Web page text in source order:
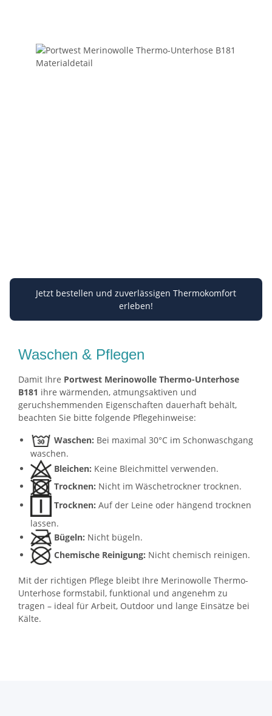
Jetzt bestellen und zuverlässigen Thermokomfort
erleben!
Waschen & Pflegen
Damit Ihre Portwest Merinowolle Thermo-Unterhose
B181 ihre wärmenden, atmungsaktiven und
geruchshemmenden Eigenschaften dauerhaft behält,
beachten Sie bitte folgende Pflegehinweise:
Waschen: Bei maximal 30°C im Schonwaschgang
waschen.
Bleichen: Keine Bleichmittel verwenden.
Trocknen: Nicht im Wäschetrockner trocknen.
Trocknen: Auf der Leine oder hängend trocknen
lassen.
Bügeln: Nicht bügeln.
Chemische Reinigung: Nicht chemisch reinigen.
Mit der richtigen Pflege bleibt Ihre Merinowolle Thermo-
Unterhose formstabil, funktional und angenehm zu
tragen – ideal für Arbeit, Outdoor und lange Einsätze bei
Kälte.